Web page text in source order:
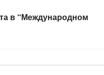
в “Международном